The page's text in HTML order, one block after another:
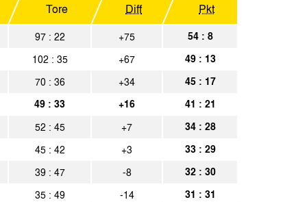
Spielbericht
Spielbericht
Spielbericht
Spielbericht
Tore Diff Pkt
97 : 22 +75 54 : 8
102 : 35 +67 49 : 13
70 : 36 +34
45 : 17
49 : 33 +16 41 : 21
52 : 45 +7 34 : 28
45 : 42 +3 33 : 29
39 : 47 -8 32 : 30
35 : 49 -14 31 : 31